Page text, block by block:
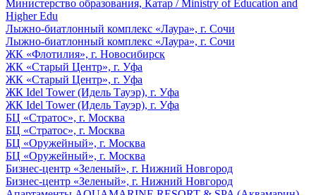
Министерство образования, Катар / Ministry of Education and
Higher Edu
Лыжно-биатлонный комплекс «Лаура», г. Сочи
Лыжно-биатлонный комплекс «Лаура», г. Сочи
ЖК «Флотилия», г. Новосибирск
ЖК «Старый Центр», г. Уфа
ЖК «Старый Центр», г. Уфа
ЖК Idel Tower (Идель Тауэр), г. Уфа
ЖК Idel Tower (Идель Тауэр), г. Уфа
БЦ «Стратос», г. Москва
БЦ «Стратос», г. Москва
БЦ «Оружейный», г. Москва
БЦ «Оружейный», г. Москва
Бизнес-центр «Зеленый», г. Нижний Новгород
Бизнес-центр «Зеленый», г. Нижний Новгород